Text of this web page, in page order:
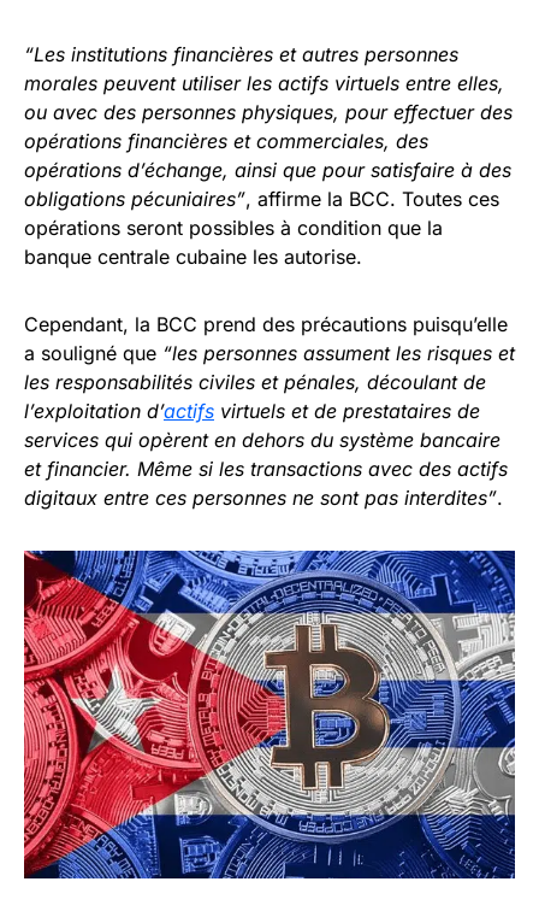
“Les institutions financières et autres personnes
morales peuvent utiliser les actifs virtuels entre elles,
ou avec des personnes physiques, pour effectuer des
opérations financières et commerciales, des
opérations d’échange, ainsi que pour satisfaire à des
obligations pécuniaires”, affirme la BCC. Toutes ces
opérations seront possibles à condition que la
banque centrale cubaine les autorise.
Cependant, la BCC prend des précautions puisqu’elle
a souligné que “les personnes assument les risques et
les responsabilités civiles et pénales, découlant de
l’exploitation d’actifs virtuels et de prestataires de
services qui opèrent en dehors du système bancaire
et financier. Même si les transactions avec des actifs
digitaux entre ces personnes ne sont pas interdites”.